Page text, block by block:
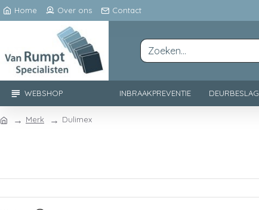
Home Over ons Contact
WEBSHOP INBRAAKPREVENTIE DEURBESLAG
Merk Dulimex